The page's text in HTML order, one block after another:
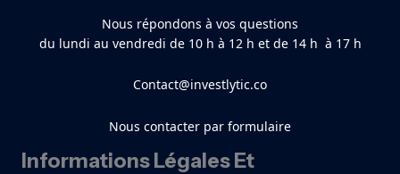
Nous répondons à vos questions
du lundi au vendredi de 10 h à 12 h et de 14 h à 17 h
Contact@investlytic.co
Nous contacter par formulaire
Informations Légales Et